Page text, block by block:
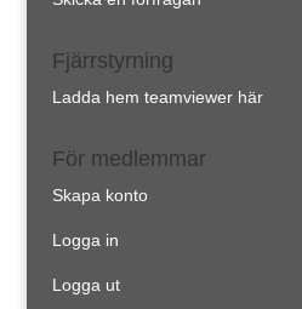
Fjärrstyrning
Ladda hem teamviewer här
För medlemmar
Skapa konto
Logga in
Logga ut